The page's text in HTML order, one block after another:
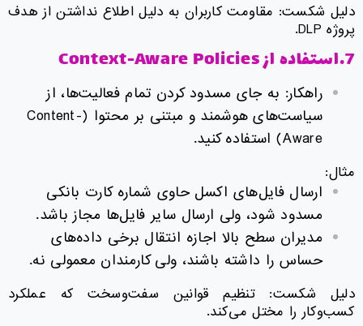
دلیل شکست: مقاومت کاربران به دلیل اطلاع نداشتن از هدف
پروژه DLP.
7.استفاده از Context-Aware Policies
راهکار: به جای مسدود کردن تمام فعالیت‌ها، از
سیاست‌های هوشمند و مبتنی بر محتوا (Content-
Aware) استفاده کنید.
مثال:
ارسال فایل‌های اکسل حاوی شماره کارت بانکی
مسدود شود، ولی ارسال سایر فایل‌ها مجاز باشد.
مدیران سطح بالا اجازه انتقال برخی داده‌های
حساس را داشته باشند، ولی کارمندان معمولی نه.
دلیل شکست: تنظیم قوانین سفت‌وسخت که عملکرد
کسب‌وکار را مختل می‌کند.